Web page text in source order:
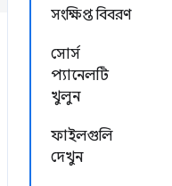
সংক্ষিপ্ত বিবরণ
সোর্স
প্যানেলটি
খুলুন
ফাইলগুলি
দেখুন